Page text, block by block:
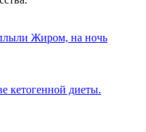
Жиром, на ночь
кетогенной диеты.